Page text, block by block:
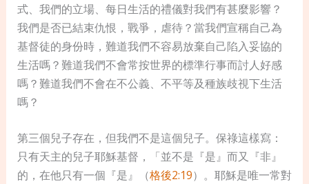
式、我們的立場、每日生活的禮儀對我們有甚麼影響？
我們是否已結束仇恨，戰爭，虐待？當我們宣稱自己為
基督徒的身份時，難道我們不容易放棄自己陷入妥協的
生活嗎？難道我們不會常按世界的標準行事而討人好感
嗎？難道我們不會在不公義、不平等及種族歧視下生活
嗎？
第三個兒子存在，但我們不是這個兒子。保祿這樣寫：
只有天主的兒子耶穌基督，「並不是『是』而又『非』
的，在他只有一個『是』（格後2:19）。耶穌是唯一常對